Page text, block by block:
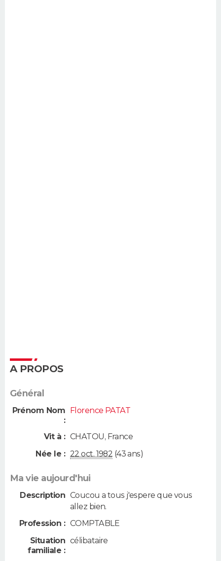
A PROPOS
Général
Prénom Nom
:
Florence PATAT
Vit à : CHATOU, France
Née le : 22 oct. 1982 (43 ans)
Ma vie aujourd'hui
Description Coucou a tous j'espere que vous
allez bien.
Profession : COMPTABLE
Situation
familiale :
célibataire